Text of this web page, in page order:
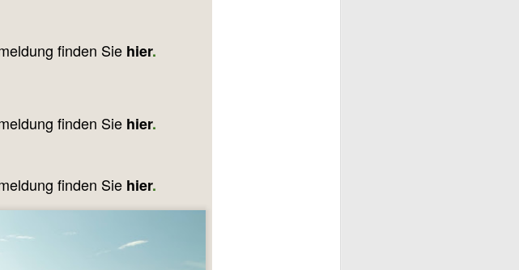
finden Sie hier.
finden Sie hier.
finden Sie hier.